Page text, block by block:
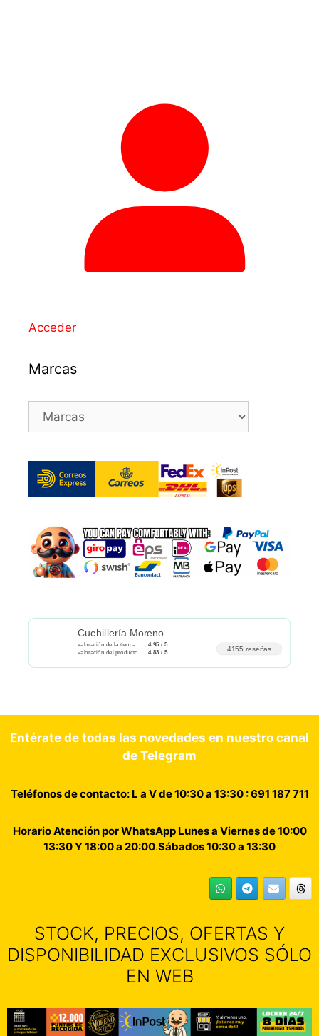
Acceder
Marcas
Cuchillería Moreno
valoración de la tienda 4.95 / 5
valoración del producto 4.83 / 5 4155 reseñas
Entérate de todas las novedades en nuestro canal
de Telegram
Teléfonos de contacto: L a V de 10:30 a 13:30 : 691 187 711
Horario Atención por WhatsApp Lunes a Viernes de 10:00
13:30 Y 18:00 a 20:00.Sábados 10:30 a 13:30
STOCK, PRECIOS, OFERTAS Y
DISPONIBILIDAD EXCLUSIVOS SÓLO
EN WEB